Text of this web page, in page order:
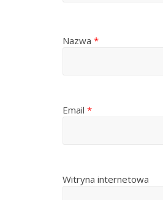
Nazwa *
Email *
Witryna internetowa